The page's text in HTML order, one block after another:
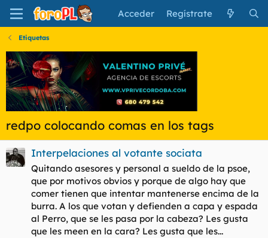
Acceder Regístrate
Etiquetas
redpo colocando comas en los tags
Interpelaciones al votante sociata
Quitando asesores y personal a sueldo de la psoe,
que por motivos obvios y porque de algo hay que
comer tienen que intentar mantenerse encima de la
burra. A los que votan y defienden a capa y espada
al Perro, que se les pasa por la cabeza? Les gusta
que les meen en la cara? Les gusta que les...